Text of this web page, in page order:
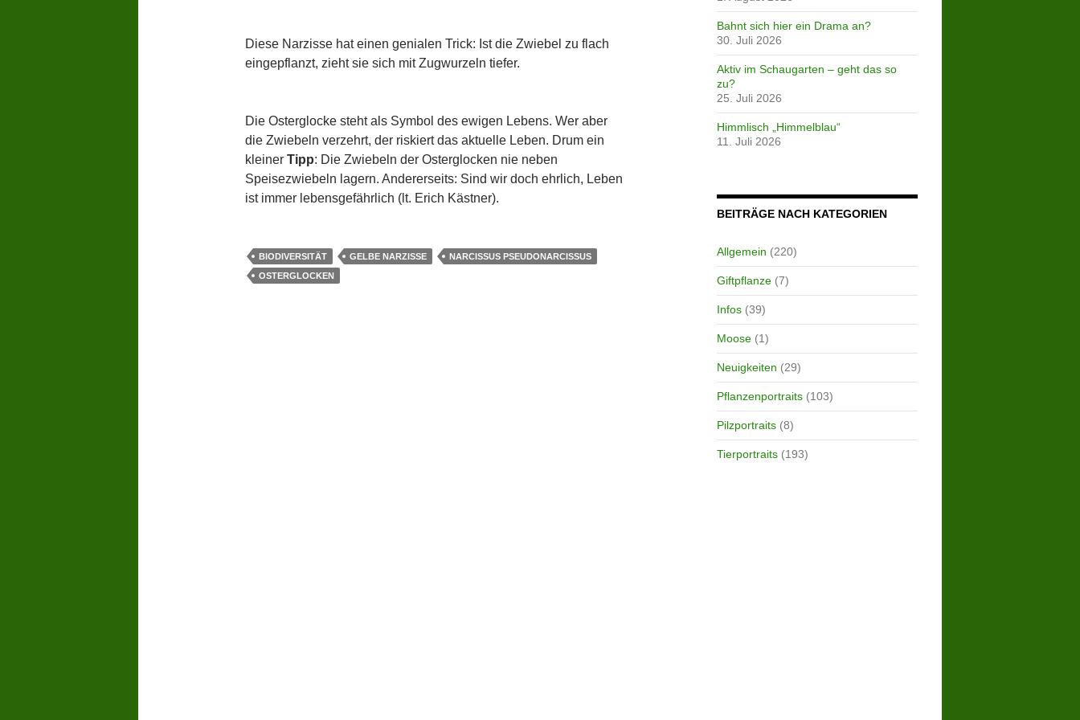
Diese Narzisse hat einen genialen Trick: Ist die Zwiebel zu flach
eingepflanzt, zieht sie sich mit Zugwurzeln tiefer.
Die Osterglocke steht als Symbol des ewigen Lebens. Wer aber
die Zwiebeln verzehrt, der riskiert das aktuelle Leben. Drum ein
kleiner Tipp: Die Zwiebeln der Osterglocken nie neben
Speisezwiebeln lagern. Andererseits: Sind wir doch ehrlich, Leben
ist immer lebensgefährlich (lt. Erich Kästner).
BIODIVERSITÄT GELBE NARZISSE
NARCISSUS PSEUDONARCISSUS
OSTERGLOCKEN
Bahnt sich hier ein Drama an?
30. Juli 2026
Aktiv im Schaugarten – geht das so
zu?
25. Juli 2026
Himmlisch „Himmelblau“
11. Juli 2026
BEITRÄGE NACH KATEGORIEN
Allgemein (220)
Giftpflanze(7)
Infos(39)
Moose(1)
Neuigkeiten (29)
Pflanzenportraits(103)
Pilzportraits(8)
Tierportraits(193)